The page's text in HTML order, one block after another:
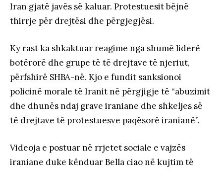
Iran gjatë javës së kaluar. Protestuesit bëjnë
thirrje për drejtësi dhe përgjegjësi.
Ky rast ka shkaktuar reagime nga shumë liderë
botërorë dhe grupe të të drejtave të njeriut,
përfshirë SHBA-në. Kjo e fundit sanksionoi
policinë morale të Iranit në përgjigje të “abuzimit
dhe dhunës ndaj grave iraniane dhe shkeljes së
të drejtave të protestuesve paqësorë iranianë”.
Videoja e postuar në rrjetet sociale e vajzës
iraniane duke kënduar Bella ciao në kujtim të